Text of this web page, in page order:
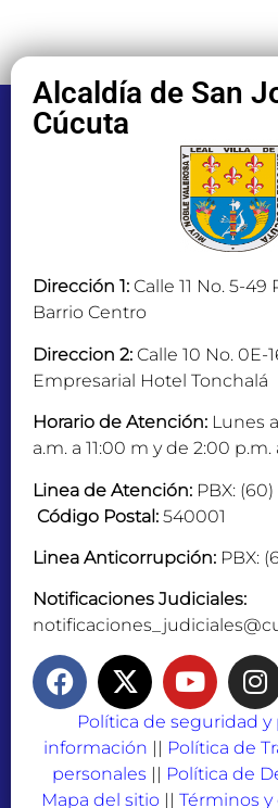
Alcaldía de San
Cúcuta
Dirección 1: Calle 11 No. 5-
Barrio Centro
Direccion 2: Calle 10 No. 0E-
Empresarial Hotel Tonchalá
Horario de Atención: Lunes
a.m. a 11:00 m y de 2:00 p.m.
Linea de Atención: PBX:
Código Postal: 540001
Linea Anticorrupción: PBX:
Notificaciones Judiciales:
Política de seguridad y
información || Política de
personales || Política de
Mapa del sitio || Términos